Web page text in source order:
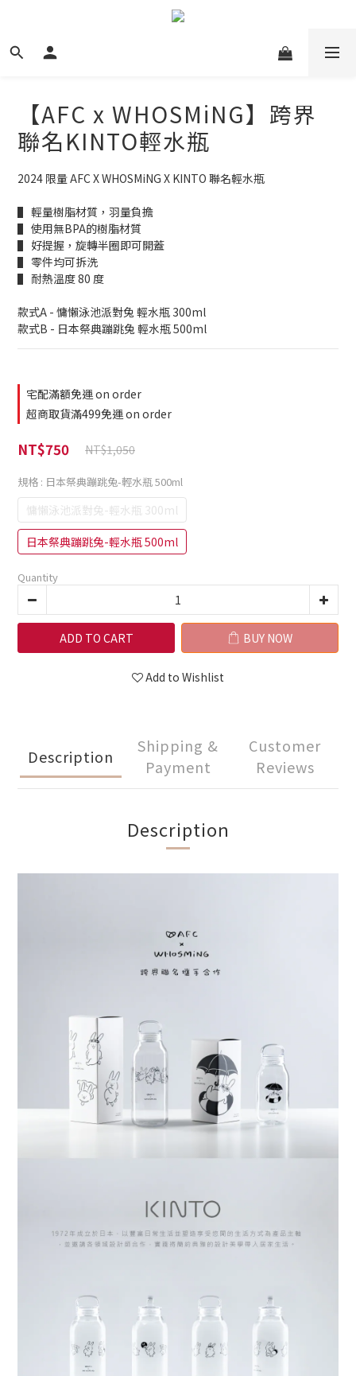
【AFC x WHOSMiNG】跨界
聯名KINTO輕水瓶
2024 限量 AFC X WHOSMiNG X KINTO 聯名輕水瓶
▌ 輕量樹脂材質，羽量負擔
▌ 使用無BPA的樹脂材質
▌ 好提握，旋轉半圈即可開蓋
▌ 零件均可拆洗
▌ 耐熱溫度 80 度
款式A - 慵懶泳池派對兔 輕水瓶 300ml
款式B - 日本祭典蹦跳兔 輕水瓶 500ml
宅配滿額免運 on order
超商取貨滿499免運 on order
NT$1,050
NT$750
規格 : 日本祭典蹦跳兔-輕水瓶 500ml
慵懶泳池派對兔-輕水瓶 300ml
日本祭典蹦跳兔-輕水瓶 500ml
Quantity
ADD TO CART BUY NOW
Add to Wishlist
Description
Shipping &
Payment
Customer
Reviews
Description